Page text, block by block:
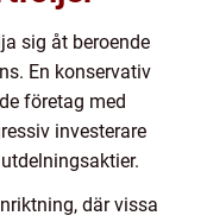
sig åt beroende
En konservativ
företag med
investerare
där vissa